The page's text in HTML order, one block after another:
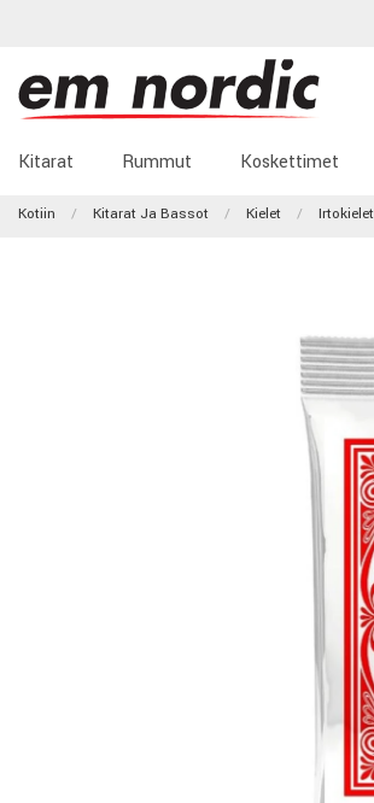
Kitarat Rummut Koskettimet
Kotiin Kitarat Ja Bassot Kielet Irtokielet